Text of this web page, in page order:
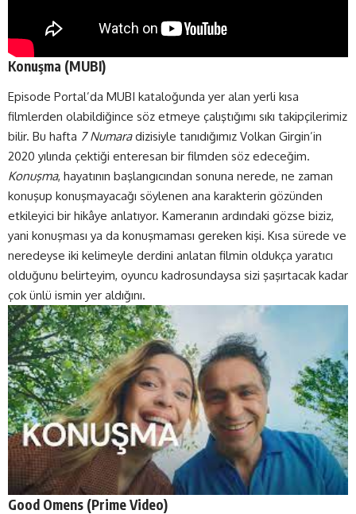
Konuşma (MUBI)
Episode Portal’da MUBI kataloğunda yer alan yerli kısa
filmlerden olabildiğince söz etmeye çalıştığımı sıkı takipçilerimiz
bilir. Bu hafta 7 Numaradizisiyle tanıdığımız Volkan Girgin’in
2020 yılında çektiği enteresan bir filmden söz edeceğim.
Konuşma, hayatının başlangıcından sonuna nerede, ne zaman
konuşup konuşmayacağı söylenen ana karakterin gözünden
etkileyici bir hikâye anlatıyor. Kameranın ardındaki gözse biziz,
yani konuşması ya da konuşmaması gereken kişi. Kısa sürede ve
neredeyse iki kelimeyle derdini anlatan filmin oldukça yaratıcı
olduğunu belirteyim, oyuncu kadrosundaysa sizi şaşırtacak kadar
çok ünlü ismin yer aldığını.
Good Omens (Prime Video)